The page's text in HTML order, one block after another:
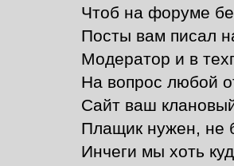
Чтоб на форуме
Посты вам писал
Модератор и в
На вопрос любой
Сайт ваш
Плащик нужен, не
Инчеги мы хоть